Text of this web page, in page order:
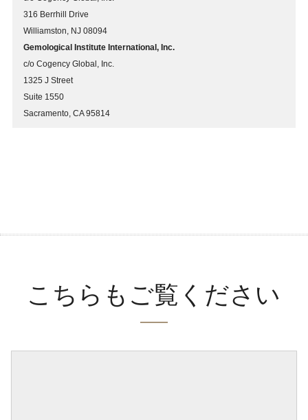
316 Berrhill Drive
Williamston, NJ 08094
Gemological Institute International, Inc.
c/o Cogency Global, Inc.
1325 J Street
Suite 1550
Sacramento, CA 95814
こちらもご覧ください